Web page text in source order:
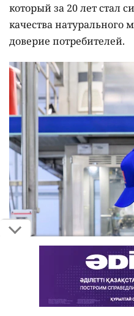
который за 20 лет стал
качества натурального
доверие потребителей.